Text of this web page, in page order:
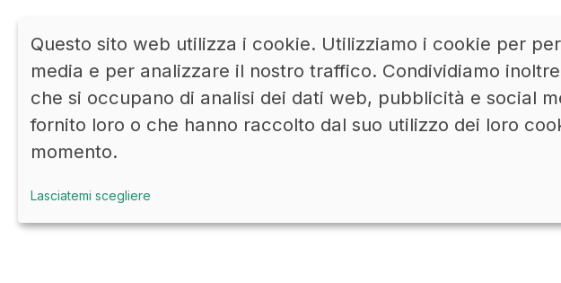
Questo sito web utilizza i cookie. Utilizziamo i cookie per
media e per analizzare il nostro traffico. Condividiamo
che si occupano di analisi dei dati web, pubblicità e social
fornito loro o che hanno raccolto dal suo utilizzo dei loro
momento.
Lasciatemi scegliere